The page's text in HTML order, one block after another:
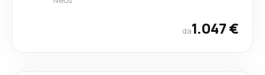
da1.047 €